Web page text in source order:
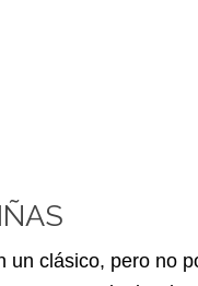
un clásico, pero no